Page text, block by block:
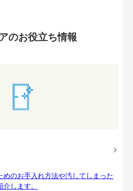
のお役立ち情報
めのお手入れ方法や汚してしまった
します。